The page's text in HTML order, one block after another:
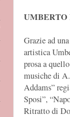
Grazie ad
artistica
prosa a
musiche di
Addams”
Sposi”,
Ritratto di